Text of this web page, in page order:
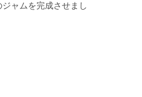
ャムを完成させまし